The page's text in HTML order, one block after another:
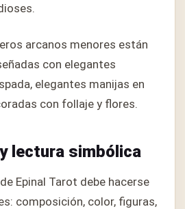
arcanos menores están
con elegantes
elegantes manijas en
con follaje y flores.
lectura simbólica
Epinal Tarot debe hacerse
composición, color, figuras,